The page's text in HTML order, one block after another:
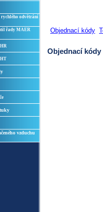
rychlého odvětrání
řady MAER
vzduchu
Objednací kódy
Objednací kódy